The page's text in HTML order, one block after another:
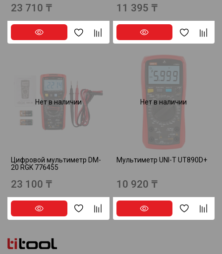
23 710 ₸ 11 395 ₸
Нет в наличии
Цифровой мультиметр DM-
20 RGK 776455
23 100 ₸
Нет в наличии
Мультиметр UNI-T UT890D+
10 920 ₸